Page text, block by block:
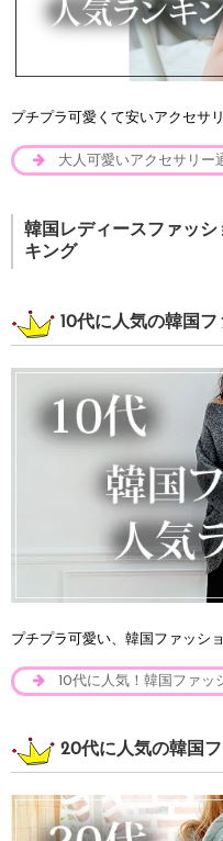
プチプラ可愛くて安いアクセサ
大人可愛いアクセサリー
韓国レディースファッ
キング
10代に人気の韓国
プチプラ可愛い、韓国ファッシ
10代に人気！韓国ファッ
20代に人気の韓国